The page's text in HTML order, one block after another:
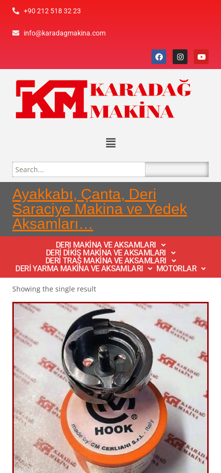
+90 212 518 32 23
info@karadagmakina.com
Ayakkabı, Çanta, Deri
Saraciye Makina ve Yedek
Aksamları…
DERI MAKİNA VE AKSAMLARI
DERİ DİKİŞ MAKİNA VE AKSAMLARI
DERİ TRAŞ MAKİNA VE AKSAMLARI
DERİ YARMA MAKİNA VE AKSAMLARI
MOTORLAR
Showing the single result